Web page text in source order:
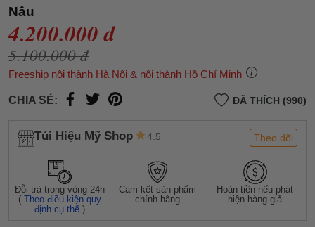
Nâu
4.200.000 đ
5.100.000 đ
Freeship nội thành Hà Nội & nội thành Hồ Chí Minh
CHIA SẺ: ĐÃ THÍCH (990)
Túi Hiệu Mỹ Shop 4.5 Theo dõi
Đỗi trả trong vòng 24h
(Theo điều kiện quy
định cụ thể )
Cam kết sản phẩm
chính hãng
Hoàn tiền nếu phát
hiện hàng giả